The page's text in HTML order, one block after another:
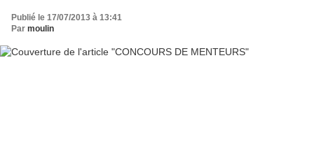
Publié le 17/07/2013 à 13:41
Par moulin